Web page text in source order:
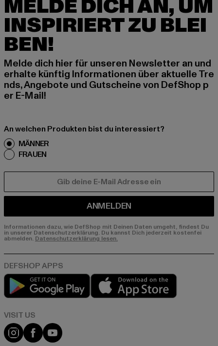
MELDE DICH AN, UM
INSPIRIERT ZU BLEI
BEN!
Melde dich hier für unseren Newsletter an und
erhalte künftig Informationen über aktuelle Tre
nds, Angebote und Gutscheine von DefShop p
er E-Mail!
An welchen Produkten bist du interessiert?
MÄNNER
FRAUEN
ANMELDEN
Informationen dazu, wie DefShop mit Deinen Daten umgeht, findest Du
in unserer Datenschutzerklärung. Du kannst Dich jederzeit kostenfei
abmelden. Datenschutzerklärung lesen.
Play market
Visit our Instagram page:
Visit our Facebook page:
Visit our YouTube channel: